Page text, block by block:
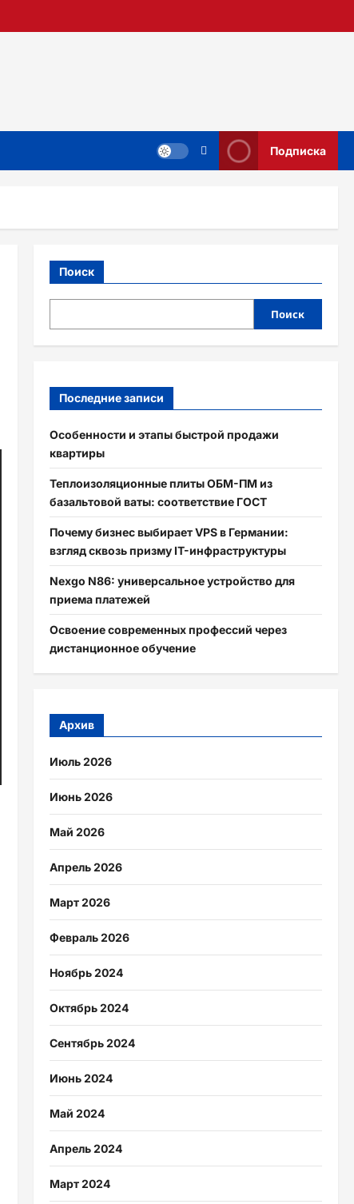
Подписка
Поиск
Поиск
Последние записи
Особенности и этапы быстрой продажи
квартиры
Теплоизоляционные плиты ОБМ-ПМ из
базальтовой ваты: соответствие ГОСТ
Почему бизнес выбирает VPS в Германии:
взгляд сквозь призму IT-инфраструктуры
Nexgo N86: универсальное устройство для
приема платежей
Освоение современных профессий через
дистанционное обучение
Архив
Июль 2026
Июнь 2026
Май 2026
Апрель 2026
Март 2026
Февраль 2026
Ноябрь 2024
Октябрь 2024
Сентябрь 2024
Июнь 2024
Май 2024
Апрель 2024
Март 2024